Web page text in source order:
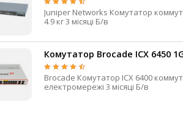
Juniper Networks Комутатор коммутатор (switch) L3 48 Ні 1 Гбіт/с 48 4 Так Вбудований Від електромережі
4.9 кг 3 місяці Б/в
Комутатор Brocade ICX 6450
Brocade Комутатор ICX 6400 коммутатор (switch) L3 12 Так 1 Гбіт/с 12 4 2 Так Вбудований Від
електромережі 3 місяці Б/в